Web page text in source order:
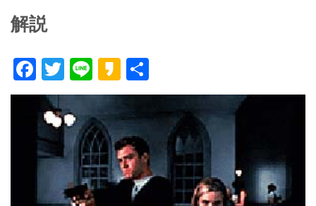
解説
F
ac
e
b
o
T
w
itt
er
Li
n
e
K
a
k
a
o
有